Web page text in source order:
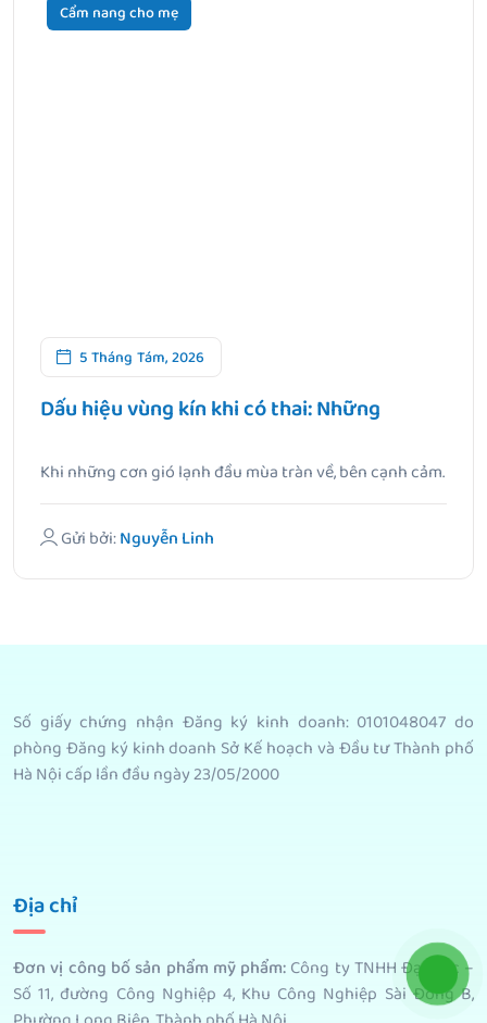
Cẩm nang cho mẹ
5 Tháng Tám, 2026
Dấu hiệu vùng kín khi có thai: Những
Khi những cơn gió lạnh đầu mùa tràn về, bên cạnh cảm.
Gửi bởi:Nguyễn Linh
Số giấy chứng nhận Đăng ký kinh doanh: 0101048047 do
phòng Đăng ký kinh doanh Sở Kế hoạch và Đầu tư Thành phố
Hà Nội cấp lần đầu ngày 23/05/2000
Địa chỉ
Đơn vị công bố sản phẩm mỹ phẩm: Công ty TNHH Đại Bắc –
Số 11, đường Công Nghiệp 4, Khu Công Nghiệp Sài Đồng B,